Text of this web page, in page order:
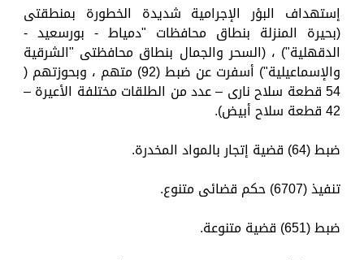
إستهداف البؤر الإجرامية شديدة الخطورة بمنطقتى
(بحيرة المنزلة بنطاق محافظات "دمياط - بورسعيد -
الدقهلية") ، (السحر والجمال بنطاق محافظتى "الشرقية
والإسماعيلية") أسفرت عن ضبط (92) متهم ، وبحوزتهم (
54 قطعة سلاح نارى – عدد من الطلقات مختلفة الأعيرة –
42 قطعة سلاح أبيض).
ضبط (64) قضية إتجار بالمواد المخدرة.
تنفيذ (6707) حكم قضائى متنوع.
ضبط (651) قضية متنوعة.